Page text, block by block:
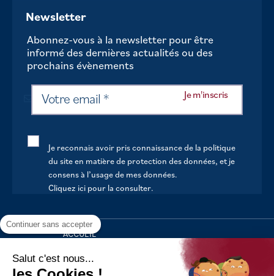
Newsletter
Abonnez-vous à la newsletter pour être
informé des dernières actualités ou des
prochains évènements
Je reconnais avoir pris connaissance de la politique
du site en matière de protection des données, et je
consens à l’usage de mes données.
Cliquez ici pour la consulter.
ACCUEIL
VOTRE MAIRIE
Continuer sans accepter
Salut c'est nous...